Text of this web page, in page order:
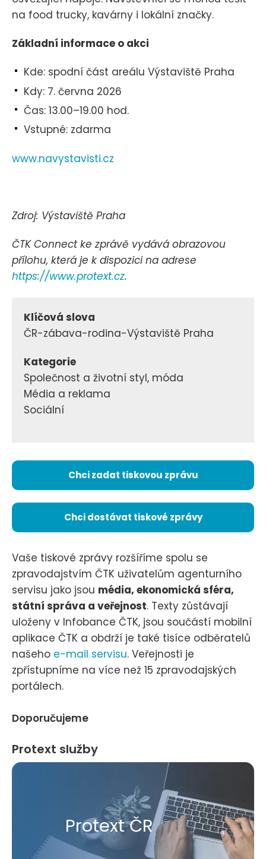
na food trucky, kavárny i lokální značky.
Základní informace o akci
Kde: spodní část areálu Výstaviště Praha
Kdy: 7. června 2026
Čas: 13.00–19.00 hod.
Vstupné: zdarma
www.navystavisti.cz
Zdroj: Výstaviště Praha
ČTK Connect ke zprávě vydává obrazovou
přílohu, která je k dispozici na adrese
https://www.protext.cz.
Klíčová slova
ČR-zábava-rodina-Výstaviště Praha
Kategorie
Společnost a životní styl, móda
Média a reklama
Sociální
Chci zadat tiskovou zprávu
Chci dostávat tiskové zprávy
Vaše tiskové zprávy rozšíříme spolu se
zpravodajstvím ČTK uživatelům agenturního
servisu jako jsou média, ekonomická sféra,
státní správa a veřejnost. Texty zůstávají
uloženy v Infobance ČTK, jsou součástí mobilní
aplikace ČTK a obdrží je také tisíce odběratelů
našeho e-mail servisu. Veřejnosti je
zpřístupníme na více než 15 zpravodajských
portálech.
Doporučujeme
Protext služby
Protext ČR